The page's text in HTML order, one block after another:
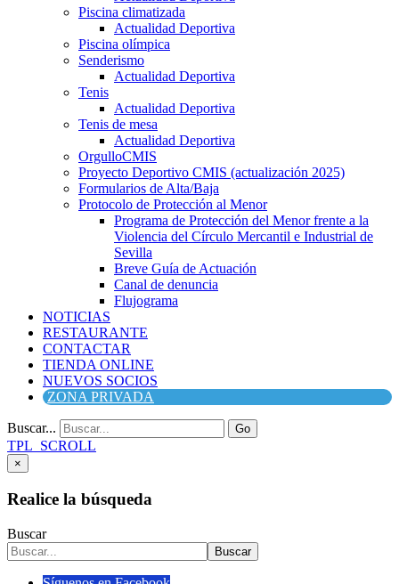
Piscina climatizada
Actualidad Deportiva
Piscina olímpica
Senderismo
Actualidad Deportiva
Tenis
Actualidad Deportiva
Tenis de mesa
Actualidad Deportiva
OrgulloCMIS
Proyecto Deportivo CMIS (actualización 2025)
Formularios de Alta/Baja
Protocolo de Protección al Menor
Programa de Protección del Menor frente a la
Violencia del Círculo Mercantil e Industrial de
Sevilla
Breve Guía de Actuación
Canal de denuncia
Flujograma
NOTICIAS
RESTAURANTE
CONTACTAR
TIENDA ONLINE
NUEVOS SOCIOS
ZONA PRIVADA
Buscar... Go
TPL_SCROLL
×
Realice la búsqueda
Buscar
Buscar